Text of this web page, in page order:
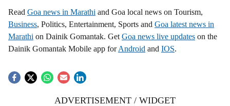
Read Goa news in Marathi and Goa local news on Tourism,
Business, Politics, Entertainment, Sports and Goa latest news in
Marathi on Dainik Gomantak. Get Goa news live updates on the
Dainik Gomantak Mobile app forAndroid and IOS.
ADVERTISEMENT / WIDGET